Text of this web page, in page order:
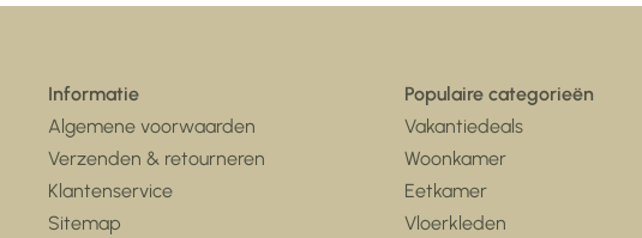
Informatie
Algemene voorwaarden
Verzenden & retourneren
Klantenservice
Sitemap
Populaire categorieën
Vakantiedeals
Woonkamer
Eetkamer
Vloerkleden